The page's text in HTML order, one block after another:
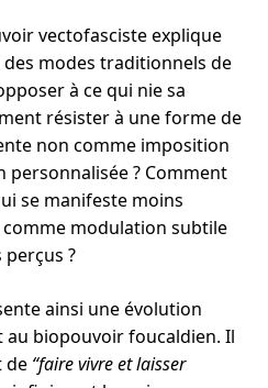
vectofasciste explique
modes traditionnels de
à ce qui nie sa
résister à une forme de
non comme imposition
personnalisée ? Comment
se manifeste moins
modulation subtile
?
ainsi une évolution
biopouvoir foucaldien. Il
de “faire vivre et laisser